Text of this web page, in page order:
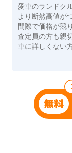
愛車のランドク
より断然高値が
間際で価格が競
査定員の方も親
車に詳しくない